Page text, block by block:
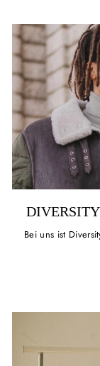
Bei uns ist